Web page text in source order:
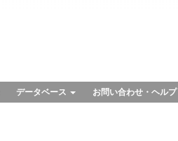
データベース お問い合わせ・ヘルプ